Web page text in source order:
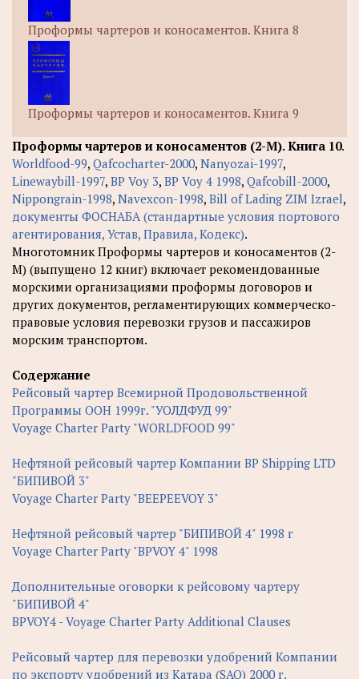
Проформы чартеров и коносаментов. Книга 8
Проформы чартеров и коносаментов. Книга 9
Проформы чартеров и коносаментов (2-М). Книга 10.
Worldfood-99, Qafcocharter-2000, Nanyozai-1997,
Linewaybill-1997, BP Voy 3, BP Voy 4 1998, Qafcobill-2000,
Nippongrain-1998, Navexcon-1998, Bill of Lading ZIM Izrael,
документы ФОСНАБА (стандартные условия портового
агентирования, Устав, Правила, Кодекс).
Многотомник Проформы чартеров и коносаментов (2-
М) (выпущено 12 книг) включает рекомендованные
морскими организациями проформы договоров и
других документов, регламентирующих коммерческо-
правовые условия перевозки грузов и пассажиров
морским транспортом.
Содержание
Рейсовый чартер Всемирной Продовольственной
Программы ООН 1999г. "УОЛДФУД 99"
Voyage Charter Party "WORLDFOOD 99"
Нефтяной рейсовый чартер Компании ВР Shipping LTD
"БИПИВОЙ 3"
Voyage Charter Party "BEEPEEVOY 3"
Нефтяной рейсовый чартер "БИПИВОЙ 4" 1998 г
Voyage Charter Party "BPVOY 4" 1998
Дополнительные оговорки к рейсовому чартеру
"БИПИВОЙ 4"
BPVOY4 - Voyage Charter Party Additional Clauses
Рейсовый чартер для перевозки удобрений Компании
по экспорту удобрений из Катара (SAQ) 2000 г.